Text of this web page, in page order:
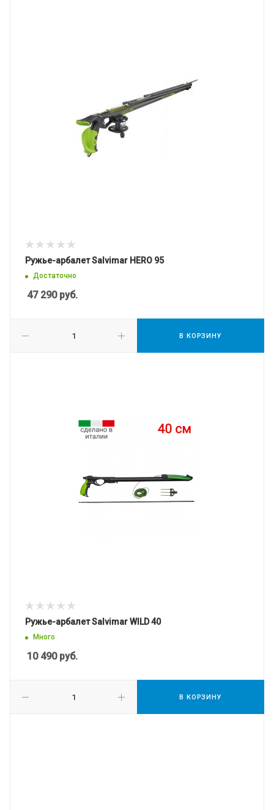
Ружье-арбалет Salvimar HERO 95
Достаточно
47 290руб.
В КОРЗИНУ
Ружье-арбалет Salvimar WILD 40
Много
10 490руб.
В КОРЗИНУ